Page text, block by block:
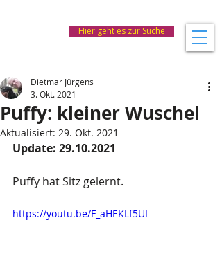
Hier geht es zur Suche
Puffy: kleiner Wuschel
Dietmar Jürgens
3. Okt. 2021
Aktualisiert: 29. Okt. 2021
Update: 29.10.2021
Puffy hat Sitz gelernt.
https://youtu.be/F_aHEKLf5UI